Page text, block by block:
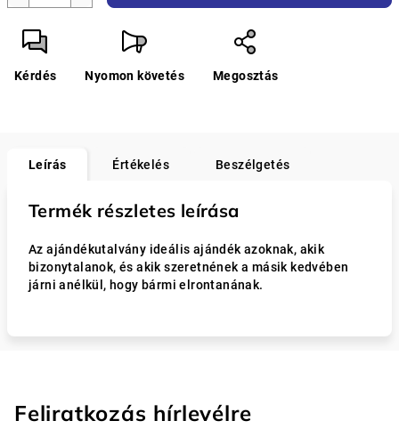
Kérdés Nyomon követés Megosztás
Leírás Értékelés Beszélgetés
Termék részletes leírása
Az ajándékutalvány ideális ajándék azoknak, akik
bizonytalanok, és akik szeretnének a másik kedvében
járni anélkül, hogy bármi elrontanának.
Feliratkozás hírlevélre